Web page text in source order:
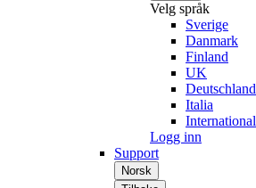
Velg språk
Sverige
Danmark
Finland
UK
Deutschland
Italia
International
Logg inn
Support
Norsk